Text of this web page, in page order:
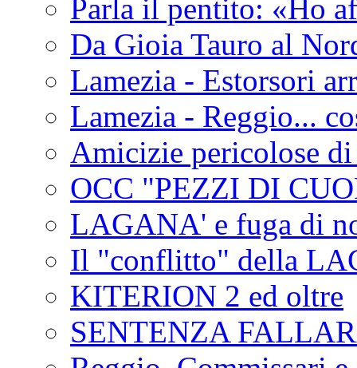
Parla il pentito: «Ho
Da Gioia Tauro al
Lamezia - Estorsori
Lamezia - Reggio...
Amicizie pericolose
OCC "PEZZI DI
LAGANA' e fuga di
Il "conflitto" della
KITERION 2 ed oltre
SENTENZA